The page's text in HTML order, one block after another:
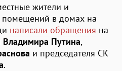
жители и
помещений в домах на
написали обращения на
Владимира Путина,
и председателя СК
.